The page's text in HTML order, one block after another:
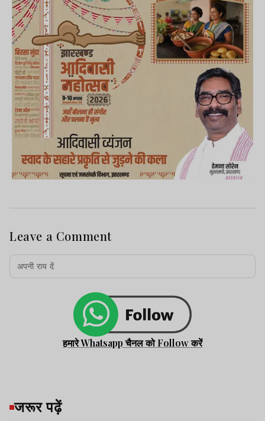
Leave a Comment
हमारे Whatsapp चैनल को Follow करें
जरूर पढ़ें